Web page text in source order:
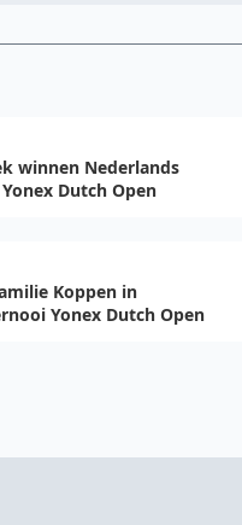
winnen Nederlands
Dutch Open
Koppen in
Yonex Dutch Open